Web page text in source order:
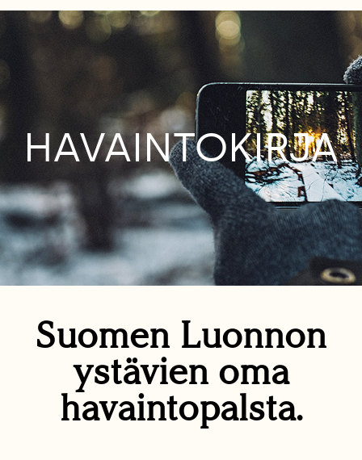
HAVAINTOKIRJA
Suomen Luonnon
ystävien oma
havaintopalsta.